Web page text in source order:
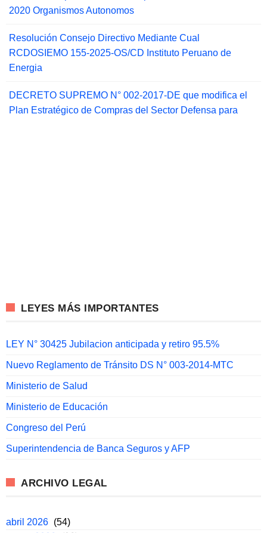
2020 Organismos Autonomos
Resolución Consejo Directivo Mediante Cual
RCDOSIEMO 155-2025-OS/CD Instituto Peruano de
Energia
DECRETO SUPREMO N° 002-2017-DE que modifica el
Plan Estratégico de Compras del Sector Defensa para
LEYES MÁS IMPORTANTES
LEY N° 30425 Jubilacion anticipada y retiro 95.5%
Nuevo Reglamento de Tránsito DS N° 003-2014-MTC
Ministerio de Salud
Ministerio de Educación
Congreso del Perú
Superintendencia de Banca Seguros y AFP
ARCHIVO LEGAL
abril 2026 (54)